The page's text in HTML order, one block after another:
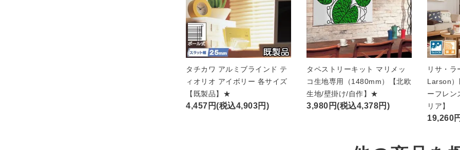
タチカワ アルミブラインド テ
ィオリオ アイボリー 各サイズ
【既製品】★
4,457円(税込4,903円)
タペストリーキット マリメッ
コ生地専用（1480mm）【北欧
生地/壁掛け/自作】★
3,980円(税込4,378円)
リサ・ラ
Larson
ーフレン
リア】
19,260